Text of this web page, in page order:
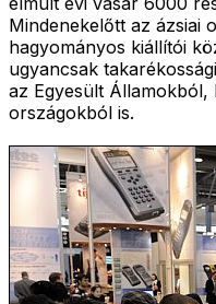
Mindenekelőtt az ázsiai
hagyományos kiállítói
ugyancsak
az Egyesült Államokból,
országokból is.